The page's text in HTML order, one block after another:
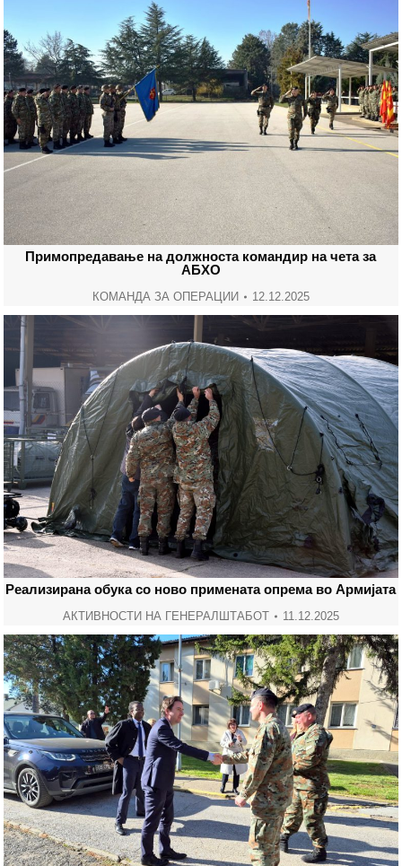
Примопредавање на должноста командир на чета за
АБХО
КОМАНДА ЗА ОПЕРАЦИИ 12.12.2025
Реализирана обука со ново примената опрема во Армијата
АКТИВНОСТИ НА ГЕНЕРАЛШТАБОТ 11.12.2025